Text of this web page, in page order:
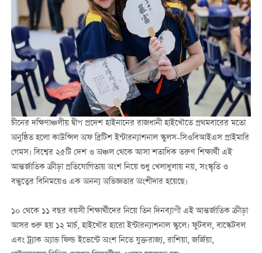
চীনের দক্ষিণাঞ্চলীয় দ্বীপ প্রদেশ হাইনানের রাজধানী হাইখৌতে প্রথমবারের মতো
অনুষ্ঠিত হলো কাউন্সিল অফ ব্রিটিশ ইন্টারন্যাশনাল স্কুলস-সিওবিআইএস প্রাইমারি
গেমস। বিশ্বের ২৫টি দেশ ও অঞ্চল থেকে আসা শতাধিক তরুণ শিক্ষার্থী এই
আন্তর্জাতিক ক্রীড়া প্রতিযোগিতায় অংশ নিয়ে শুধু খেলাধুলায় নয়, সংস্কৃতি ও
বন্ধুত্বের বিনিময়েও এক অনন্য অভিজ্ঞতার অংশীদার হয়েছে।
১০ থেকে ১১ বছর বয়সী শিক্ষার্থীদের নিয়ে তিন দিনব্যাপী এই আন্তর্জাতিক ক্রীড়া
আসর শুরু হয় ১২ মার্চ, হাইখৌর হারো ইন্টারন্যাশনাল স্কুলে। ফুটবল, বাস্কেটবল
এবং ট্র্যাক অ্যান্ড ফিল্ড ইভেন্টে অংশ নিতে যুক্তরাজ্য, রাশিয়া, জর্জিয়া,